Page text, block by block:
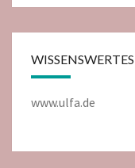
www.ulfa.de